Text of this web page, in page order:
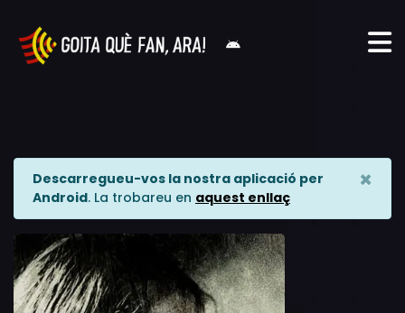
Descarregueu-vos la nostra aplicació per
Android. La trobareu en aquest enllaç
×